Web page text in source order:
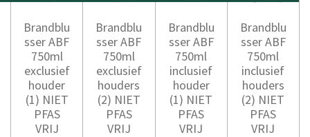
Brandblu
sser ABF
750ml
exclusief
houder
(1) NIET
PFAS
VRIJ
Brandblu
sser ABF
750ml
exclusief
houders
(2) NIET
PFAS
VRIJ
Brandblu
sser ABF
750ml
inclusief
houder
(1) NIET
PFAS
VRIJ
Brandblu
sser ABF
750ml
inclusief
houders
(2) NIET
PFAS
VRIJ